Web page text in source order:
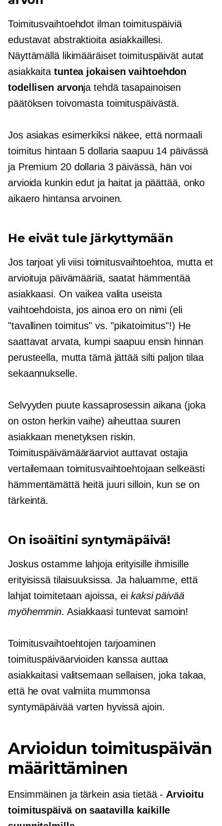
Toimitusvaihtoehdot ilman toimituspäiviä
edustavat abstraktioita asiakkaillesi.
Näyttämällä likimääräiset toimituspäivät autat
asiakkaita tuntea jokaisen vaihtoehdon
todellisen arvonja tehdä tasapainoisen
päätöksen toivomasta toimituspäivästä.
Jos asiakas esimerkiksi näkee, että normaali
toimitus hintaan 5 dollaria saapuu 14 päivässä
ja Premium 20 dollaria 3 päivässä, hän voi
arvioida kunkin edut ja haitat ja päättää, onko
aikaero hintansa arvoinen.
He eivät tule järkyttymään
Jos tarjoat yli viisi toimitusvaihtoehtoa, mutta et
arvioituja päivämääriä, saatat hämmentää
asiakkaasi. On vaikea valita useista
vaihtoehdoista, jos ainoa ero on nimi (eli
"tavallinen toimitus" vs. "pikatoimitus"!) He
saattavat arvata, kumpi saapuu ensin hinnan
perusteella, mutta tämä jättää silti paljon tilaa
sekaannukselle.
Selvyyden puute kassaprosessin aikana (joka
on oston herkin vaihe) aiheuttaa suuren
asiakkaan menetyksen riskin.
Toimituspäivämääräarviot auttavat ostajia
vertailemaan toimitusvaihtoehtojaan selkeästi
hämmentämättä heitä juuri silloin, kun se on
tärkeintä.
On isoäitini syntymäpäivä!
Joskus ostamme lahjoja erityisille ihmisille
erityisissä tilaisuuksissa. Ja haluamme, että
lahjat toimitetaan ajoissa, ei kaksi päivää
myöhemmin. Asiakkaasi tuntevat samoin!
Toimitusvaihtoehtojen tarjoaminen
toimituspäiväarvioiden kanssa auttaa
asiakkaitasi valitsemaan sellaisen, joka takaa,
että he ovat valmiita mummonsa
syntymäpäivää varten hyvissä ajoin.
Arvioidun toimituspäivän
määrittäminen
Ensimmäinen ja tärkein asia tietää - Arvioitu
toimituspäivä on saatavilla kaikille